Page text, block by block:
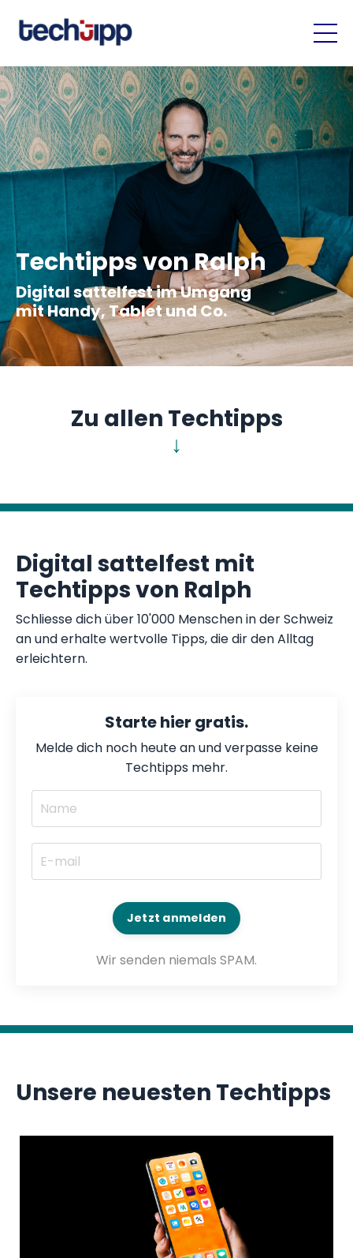
Techtipps von Ralph
Digital sattelfest im Umgang
mit Handy, Tablet und Co.
Zu allen Techtipps
↓
Digital sattelfest mit
Techtipps von Ralph
Schliesse dich über 10'000 Menschen in der Schweiz
an und erhalte wertvolle Tipps, die dir den Alltag
erleichtern.
Starte hier gratis.
Melde dich noch heute an und verpasse keine
Techtipps mehr.
Jetzt anmelden
Wir senden niemals SPAM.
Unsere neuesten Techtipps